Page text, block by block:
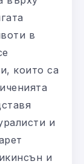
в
които са
и
и